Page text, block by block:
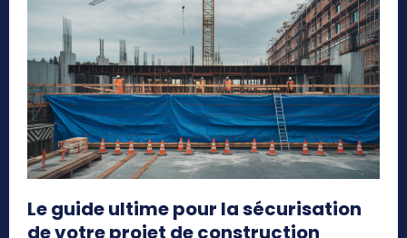
Le guide ultime pour la sécurisation
de votre projet de construction